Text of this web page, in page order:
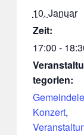
10. Januar
Zeit:
17:00 -
tegorien:
Konzert,